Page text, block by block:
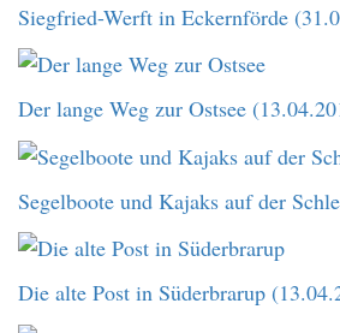
Siegfried-Werft in Eckernförde
Der lange Weg zur Ostsee
Segelboote und Kajaks auf der
Die alte Post in Süderbrarup